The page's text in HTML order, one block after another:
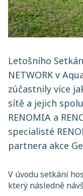
Letošního
NETWORK v
zúčastnily více
sítě a jejich
RENOMIA a
specialisté
partnera akce
V úvodu setkání
který následně